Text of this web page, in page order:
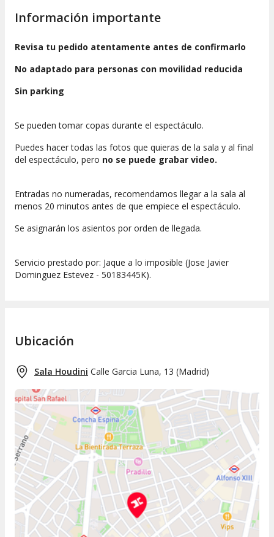
Hay humor gamberro, ochentero, algún taco y chistes
puede haber niños no es un show infantil.
Información importante
Revisa tu pedido atentamente antes de confirmarlo
No adaptado para personas con movilidad reducida
Sin parking
Se pueden tomar copas durante el espectáculo.
Puedes hacer todas las fotos que quieras de la sala y al final
del espectáculo, pero no se puede grabar video.
Entradas no numeradas, recomendamos llegar a la sala al
menos 20 minutos antes de que empiece el espectáculo.
Se asignarán los asientos por orden de llegada.
Servicio prestado por: Jaque a lo imposible (Jose Javier
Dominguez Estevez - 50183445K).
Ubicación
Sala Houdini Calle Garcia Luna, 13 (Madrid)